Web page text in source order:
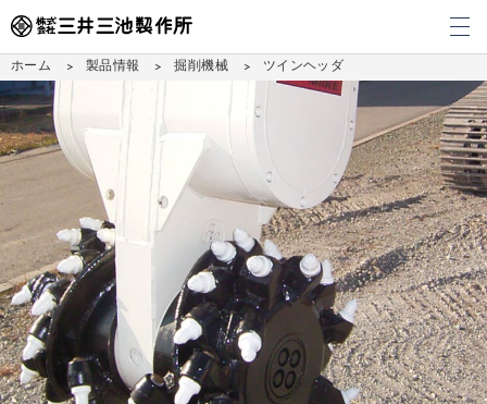
ホーム 製品情報 掘削機械 ツインヘッダ